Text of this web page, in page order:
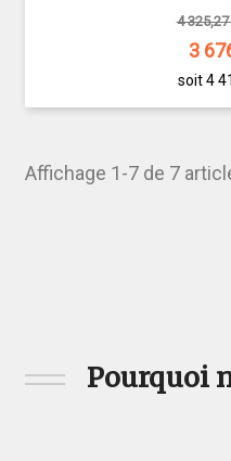
4
3
soit 4
Affichage 1-7 de 7
Pourquoi